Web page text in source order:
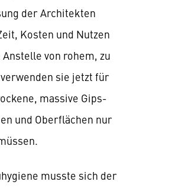
der Architekten
Kosten und Nutzen
von rohem, zu
sie jetzt für
massive Gips-
und Oberflächen nur
musste sich der